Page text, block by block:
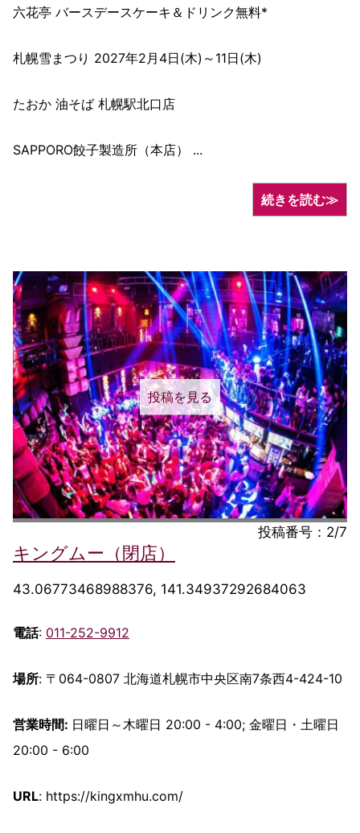
六花亭 バースデースケーキ＆ドリンク無料*
札幌雪まつり 2027年2月4日(木)～11日(木)
たおか 油そば 札幌駅北口店
SAPPORO餃子製造所（本店） ...
続きを読む≫
投稿を見る
投稿番号：2/7
キングムー（閉店）
43.06773468988376, 141.34937292684063
電話: 011-252-9912
場所: 〒064-0807 北海道札幌市中央区南7条西4-424-10
営業時間: 日曜日～木曜日 20:00 - 4:00; 金曜日・土曜日
20:00 - 6:00
URL: https://kingxmhu.com/